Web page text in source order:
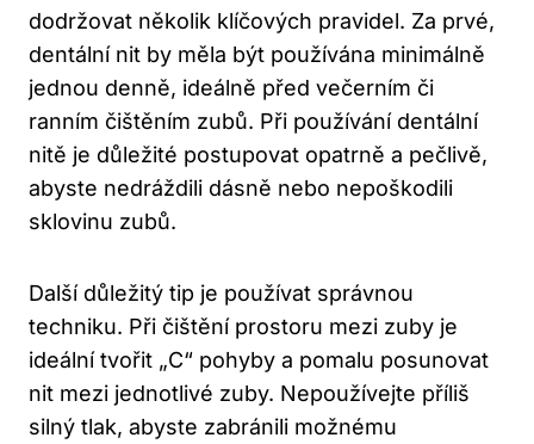
dodržovat několik klíčových pravidel. Za prvé,
dentální nit by měla být používána minimálně
jednou denně, ideálně před večerním či
ranním čištěním zubů. Při používání dentální
nitě je důležité postupovat opatrně a pečlivě,
abyste nedráždili dásně nebo nepoškodili
sklovinu zubů.
Další důležitý tip je používat správnou
techniku. Při čištění prostoru mezi zuby je
ideální tvořit „C“ pohyby a pomalu posunovat
nit mezi jednotlivé zuby. Nepoužívejte příliš
silný tlak, abyste zabránili možnému